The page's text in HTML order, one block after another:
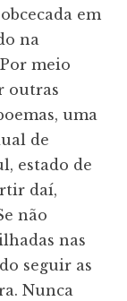
em
na
meio
outras
uma
de
estado de
daí,
não
nas
seguir as
Nunca